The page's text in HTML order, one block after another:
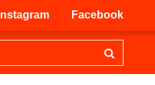
Instagram Facebook